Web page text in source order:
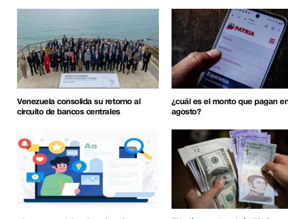
Venezuela consolida su retorno al
circuito de bancos centrales
¿cuál es el monto que pagan
agosto?